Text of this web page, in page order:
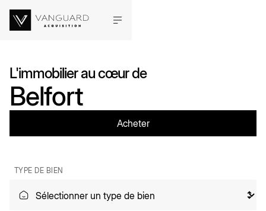
L'immobilier au cœur de
Belfort
Acheter
TYPE DE BIEN